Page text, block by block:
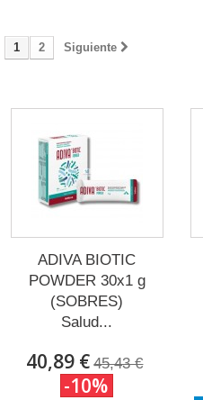
1 2 Siguiente
ADIVA BIOTIC
POWDER 30x1 g
(SOBRES)
Salud...
40,89 € 45,43 €
-10%